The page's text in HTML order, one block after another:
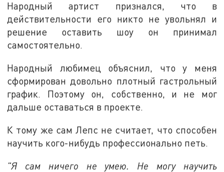
Народный артист признался, что в
действительности его никто не увольнял и
решение оставить шоу он принимал
самостоятельно.
Народный любимец объяснил, что у меня
сформирован довольно плотный гастрольный
график. Поэтому он, собственно, и не мог
дальше оставаться в проекте.
К тому же сам Лепс не считает, что способен
научить кого-нибудь профессионально петь.
"Я сам ничего не умею. Не могу научить